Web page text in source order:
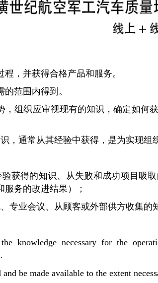
，并获得合格产品和服务。
范围内得到。
，组织应审视现有的知识，确定如何
，通常从其经验中获得，是为实现组
获得的知识、从失败和成功项目吸
务的改进结果）；
专业会议、从顾客或外部供方收集的
knowledge necessary for the
be made available to the extent